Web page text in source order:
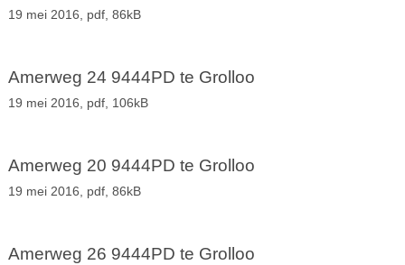
19 mei 2016, pdf, 86kB
Amerweg 24 9444PD te Grolloo
19 mei 2016, pdf, 106kB
Amerweg 20 9444PD te Grolloo
19 mei 2016, pdf, 86kB
Amerweg 26 9444PD te Grolloo